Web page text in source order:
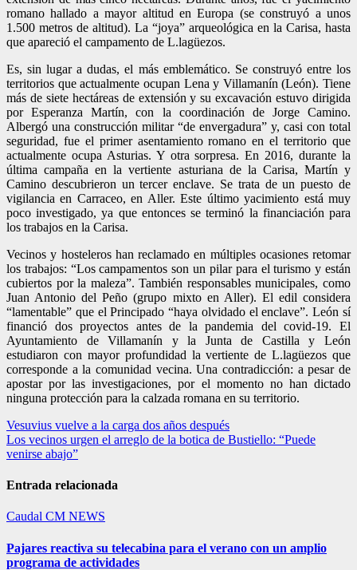
romano hallado a mayor altitud en Europa (se construyó a unos
1.500 metros de altitud). La “joya” arqueológica en la Carisa, hasta
que apareció el campamento de L.lagüezos.
Es, sin lugar a dudas, el más emblemático. Se construyó entre los
territorios que actualmente ocupan Lena y Villamanín (León). Tiene
más de siete hectáreas de extensión y su excavación estuvo dirigida
por Esperanza Martín, con la coordinación de Jorge Camino.
Albergó una construcción militar “de envergadura” y, casi con total
seguridad, fue el primer asentamiento romano en el territorio que
actualmente ocupa Asturias. Y otra sorpresa. En 2016, durante la
última campaña en la vertiente asturiana de la Carisa, Martín y
Camino descubrieron un tercer enclave. Se trata de un puesto de
vigilancia en Carraceo, en Aller. Este último yacimiento está muy
poco investigado, ya que entonces se terminó la financiación para
los trabajos en la Carisa.
Vecinos y hosteleros han reclamado en múltiples ocasiones retomar
los trabajos: “Los campamentos son un pilar para el turismo y están
cubiertos por la maleza”. También responsables municipales, como
Juan Antonio del Peño (grupo mixto en Aller). El edil considera
“lamentable” que el Principado “haya olvidado el enclave”. León sí
financió dos proyectos antes de la pandemia del covid-19. El
Ayuntamiento de Villamanín y la Junta de Castilla y León
estudiaron con mayor profundidad la vertiente de L.lagüezos que
corresponde a la comunidad vecina. Una contradicción: a pesar de
apostar por las investigaciones, por el momento no han dictado
ninguna protección para la calzada romana en su territorio.
Navegación
de
Vesuvius vuelve a la carga dos años después
Los vecinos urgen el arreglo de la botica de Bustiello: “Puede
venirse abajo”
Entrada relacionada
Caudal CM NEWS
Pajares reactiva su telecabina para el verano con un amplio
programa de actividades